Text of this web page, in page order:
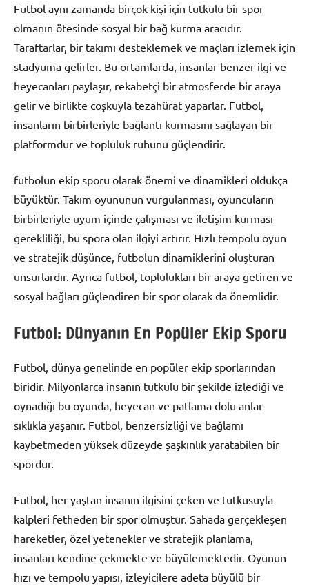
Futbol aynı zamanda birçok kişi için tutkulu bir spor
olmanın ötesinde sosyal bir bağ kurma aracıdır.
Taraftarlar, bir takımı desteklemek ve maçları izlemek için
stadyuma gelirler. Bu ortamlarda, insanlar benzer ilgi ve
heyecanları paylaşır, rekabetçi bir atmosferde bir araya
gelir ve birlikte coşkuyla tezahürat yaparlar. Futbol,
insanların birbirleriyle bağlantı kurmasını sağlayan bir
platformdur ve topluluk ruhunu güçlendirir.
futbolun ekip sporu olarak önemi ve dinamikleri oldukça
büyüktür. Takım oyununun vurgulanması, oyuncuların
birbirleriyle uyum içinde çalışması ve iletişim kurması
gerekliliği, bu spora olan ilgiyi artırır. Hızlı tempolu oyun
ve stratejik düşünce, futbolun dinamiklerini oluşturan
unsurlardır. Ayrıca futbol, toplulukları bir araya getiren ve
sosyal bağları güçlendiren bir spor olarak da önemlidir.
Futbol: Dünyanın En Popüler Ekip Sporu
Futbol, dünya genelinde en popüler ekip sporlarından
biridir. Milyonlarca insanın tutkulu bir şekilde izlediği ve
oynadığı bu oyunda, heyecan ve patlama dolu anlar
sıklıkla yaşanır. Futbol, benzersizliği ve bağlamı
kaybetmeden yüksek düzeyde şaşkınlık yaratabilen bir
spordur.
Futbol, her yaştan insanın ilgisini çeken ve tutkusuyla
kalpleri fetheden bir spor olmuştur. Sahada gerçekleşen
hareketler, özel yetenekler ve stratejik planlama,
insanları kendine çekmekte ve büyülemektedir. Oyunun
hızı ve tempolu yapısı, izleyicilere adeta büyülü bir